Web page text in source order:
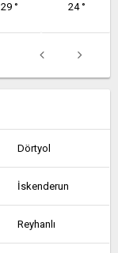
29 ° 24 °
Dörtyol
İskenderun
Reyhanlı